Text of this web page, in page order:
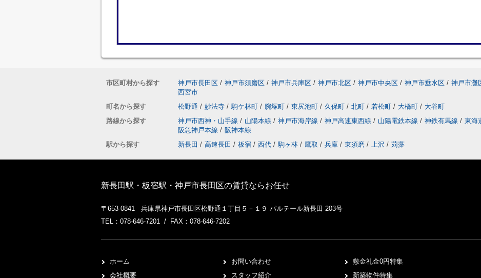
市区町村から探す 神戸市長田区 / 神戸市須磨区 / 神戸市兵庫区 / 神戸市北区 / 神戸市中央区 / 神戸市垂水区 / 神戸市灘
西宮市
町名から探す
松野通 / 妙法寺 / 駒ケ林町 / 腕塚町 / 東尻池町 / 久保町 / 北町 / 若松町 / 大橋町 / 大谷町
路線から探す
神戸市西神・山手線 / 山陽本線 / 神戸市海岸線 / 神戸高速東西線 / 山陽電鉄本線 / 神鉄有馬線 / 東海
阪急神戸本線 / 阪神本線
駅から探す
新長田 / 高速長田 / 板宿 / 西代 / 駒ヶ林 / 鷹取 / 兵庫 / 東須磨 / 上沢 / 苅藻
新長田駅・板宿駅・神戸市長田区の賃貸ならお任せ
〒653-0841 兵庫県神戸市長田区松野通１丁目５－１９ パルテール新長田 203号
TEL：078-646-7201 / FAX：078-646-7202
ホーム
会社概要
お問い合わせ
スタッフ紹介
敷金礼金0円特集
新築物件特集